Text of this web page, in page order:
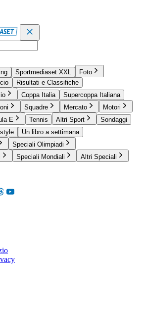
Sportmediaset XXL
Foto
Risultati e Classifiche
Coppa Italia
Supercoppa Italiana
Squadre Mercato
Motori
E Tennis Altri Sport
Sondaggi
Un libro a settimana
Speciali Olimpiadi
Speciali Mondiali Altri Speciali